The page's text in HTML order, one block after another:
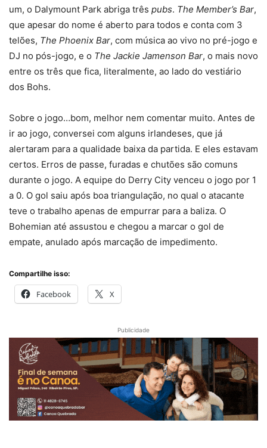
um, o Dalymount Park abriga três pubs. The Member’s Bar,
que apesar do nome é aberto para todos e conta com 3
telões, The Phoenix Bar, com música ao vivo no pré-jogo e
DJ no pós-jogo, e o The Jackie Jamenson Bar, o mais novo
entre os três que fica, literalmente, ao lado do vestiário
dos Bohs.
Sobre o jogo…bom, melhor nem comentar muito. Antes de
ir ao jogo, conversei com alguns irlandeses, que já
alertaram para a qualidade baixa da partida. E eles estavam
certos. Erros de passe, furadas e chutões são comuns
durante o jogo. A equipe do Derry City venceu o jogo por 1
a 0. O gol saiu após boa triangulação, no qual o atacante
teve o trabalho apenas de empurrar para a baliza. O
Bohemian até assustou e chegou a marcar o gol de
empate, anulado após marcação de impedimento.
Compartilhe isso:
Facebook X
Publicidade